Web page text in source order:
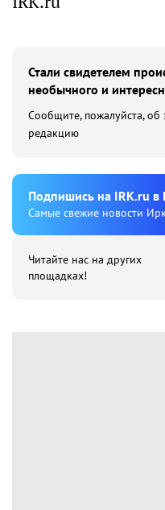
Стали свидетелем
необычного и
Сообщите, пожалуйста, об
редакцию
Подпишиcь на IRK.ru в
Cамые свежие новости
Читайте нас на других
площадках!